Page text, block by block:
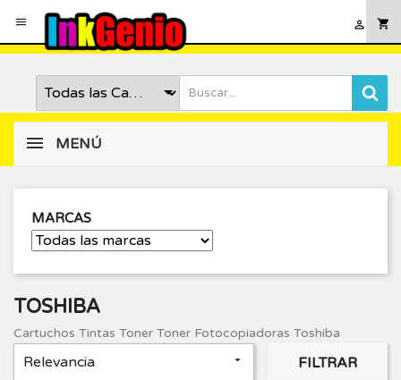
 shopping_cart

MENÚ
MARCAS
TOSHIBA
Cartuchos Tintas Toner Toner Fotocopiadoras Toshiba
Relevancia  FILTRAR